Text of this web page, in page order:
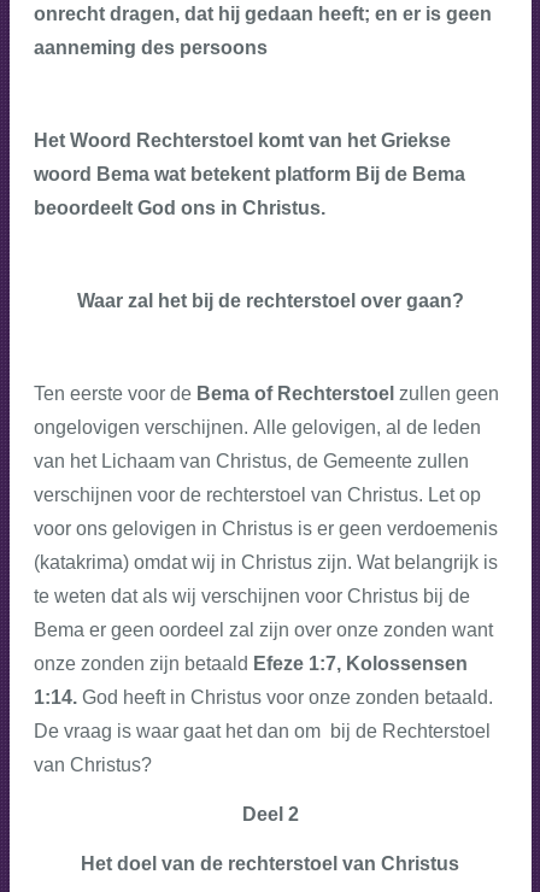
onrecht dragen, dat hij gedaan heeft; en er is geen
aanneming des persoons
Het Woord Rechterstoel komt van het Griekse
woord Bema wat betekent platform Bij de Bema
beoordeelt God ons in Christus.
Waar zal het bij de rechterstoel over gaan?
Ten eerste voor de Bema of Rechterstoel zullen geen
ongelovigen verschijnen. Alle gelovigen, al de leden
van het Lichaam van Christus, de Gemeente zullen
verschijnen voor de rechterstoel van Christus. Let op
voor ons gelovigen in Christus is er geen verdoemenis
(katakrima) omdat wij in Christus zijn. Wat belangrijk is
te weten dat als wij verschijnen voor Christus bij de
Bema er geen oordeel zal zijn over onze zonden want
onze zonden zijn betaald Efeze 1:7, Kolossensen
1:14. God heeft in Christus voor onze zonden betaald.
De vraag is waar gaat het dan om bij de Rechterstoel
van Christus?
Deel 2
Het doel van de rechterstoel van Christus